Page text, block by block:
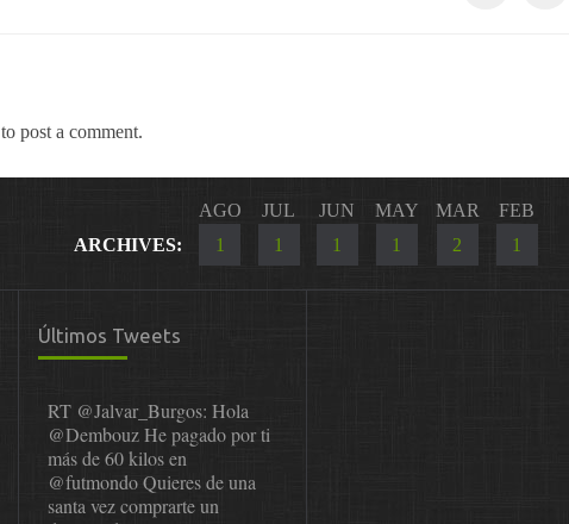
to post a comment.
ARCHIVES:
AGO
1
JUL
1
JUN
1
MAY
1
MAR
2
FEB
1
Últimos Tweets
RT @Jalvar_Burgos: Hola
@DembouzHe pagado por ti
más de 60 kilos en
@futmondoQuieres de una
santa vez comprarte un